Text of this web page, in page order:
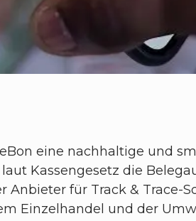
eine nachhaltige und
Kassengesetz die
Anbieter für Track & Trace-
Einzelhandel und der